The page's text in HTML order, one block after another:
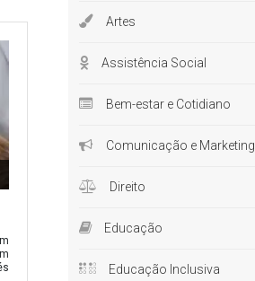
além
mais
Artes
Assistência Social
Bem-estar e Cotidiano
Comunicação e Marketing
Direito
Educação
Educação Inclusiva